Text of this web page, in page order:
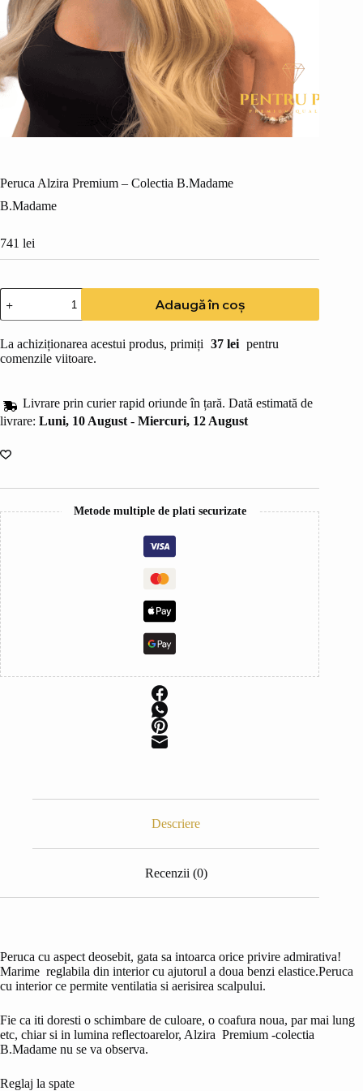
Peruca Alzira Premium – Colectia B.Madame
B.Madame
741 lei
Cantitate
Peruca
Alzira
-
Colectia
Adaugă în coș
La achiziționarea acestui produs, primiți 37 lei pentru
comenzile viitoare.
Livrare prin curier rapid oriunde în țară. Dată estimată de
livrare: Luni, 10 August - Miercuri, 12 August
Metode multiple de plati securizate
Descriere
Recenzii (0)
Peruca cu aspect deosebit, gata sa intoarca orice privire admirativa!
Marime reglabila din interior cu ajutorul a doua benzi elastice.Peruca
cu interior ce permite ventilatia si aerisirea scalpului.
Fie ca iti doresti o schimbare de culoare, o coafura noua, par mai lung
etc, chiar si in lumina reflectoarelor, Alzira Premium -colectia
B.Madame nu se va observa.
Reglaj la spate